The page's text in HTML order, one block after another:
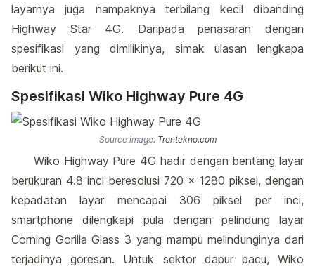
layarnya juga nampaknya terbilang kecil dibanding
Highway Star 4G. Daripada penasaran dengan
spesifikasi yang dimilikinya, simak ulasan lengkapa
berikut ini.
Spesifikasi Wiko Highway Pure 4G
Source image: Trentekno.com
Wiko Highway Pure 4G hadir dengan bentang layar
berukuran 4.8 inci beresolusi 720 x 1280 piksel, dengan
kepadatan layar mencapai 306 piksel per inci,
smartphone dilengkapi pula dengan pelindung layar
Corning Gorilla Glass 3 yang mampu melindunginya dari
terjadinya goresan. Untuk sektor dapur pacu, Wiko